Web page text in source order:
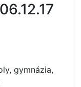
06.12.17
gymnázia,